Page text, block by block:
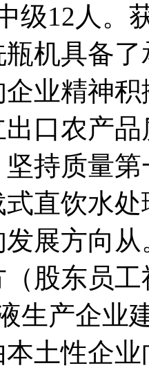
级12人。
机具备
业精神
口农产
持质量
直饮水
展方向
股东员
生产企业
土性企